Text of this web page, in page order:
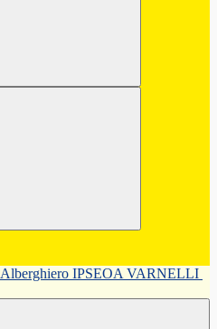
Alberghiero IPSEOA VARNELLI